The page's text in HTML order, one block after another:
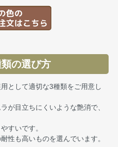
の選び方
として適切な3種類をご用意し
が目立ちにくいような艶消で、
すいです。
性も高いものを選んでいます。